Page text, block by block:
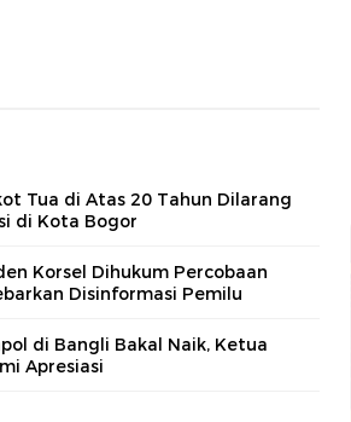
Tua di Atas 20 Tahun Dilarang
di Kota Bogor
Korsel Dihukum Percobaan
Disinformasi Pemilu
di Bangli Bakal Naik, Ketua
Apresiasi